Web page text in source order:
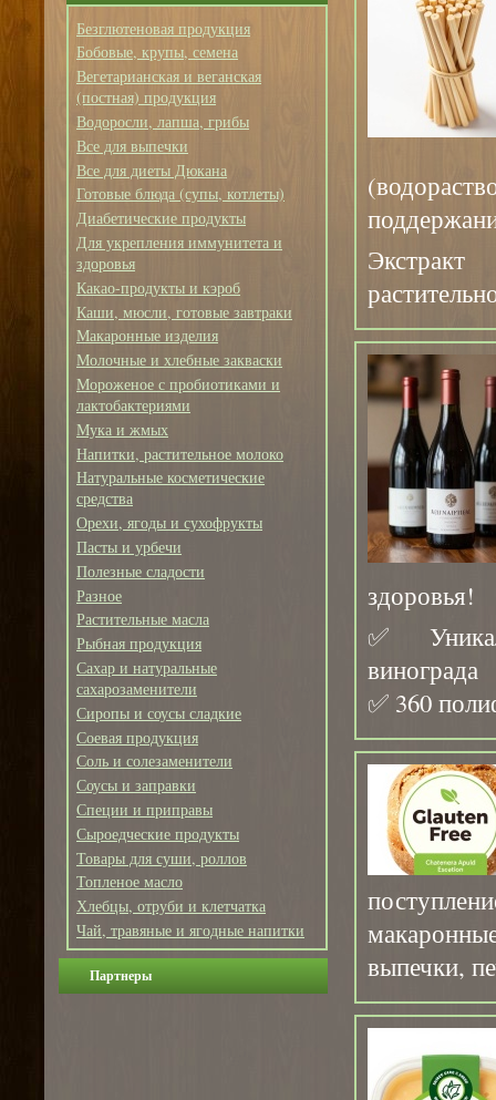
Безглютеновая продукция
Бобовые, крупы, семена
Вегетарианская и веганская
(постная) продукция
Водоросли, лапша, грибы
Все для выпечки
Все для диеты Дюкана
Готовые блюда (супы, котлеты)
Диабетические продукты
Для укрепления иммунитета и
здоровья
Какао-продукты и кэроб
Каши, мюсли, готовые завтраки
Макаронные изделия
Молочные и хлебные закваски
Мороженое с пробиотиками и
лактобактериями
Мука и жмых
Напитки, растительное молоко
Натуральные косметические
средства
Орехи, ягоды и сухофрукты
Пасты и урбечи
Полезные сладости
Разное
Растительные масла
Рыбная продукция
Сахар и натуральные
сахарозаменители
Сиропы и соусы сладкие
Соевая продукция
Соль и солезаменители
Соусы и заправки
Специи и приправы
Сыроедческие продукты
Товары для суши, роллов
Топленое масло
Хлебцы, отруби и клетчатка
Чай, травяные и ягодные напитки
Партнеры
здоровья!
✅
винограда
✅ 360
выпечки,